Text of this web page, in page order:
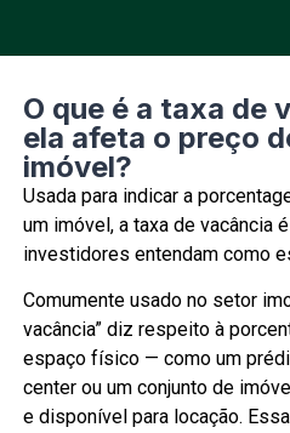
O que é a taxa de
ela afeta o preço
imóvel?
Usada para indicar a
um imóvel, a taxa de vacância
investidores entendam como
Comumente usado no setor
vacância” diz respeito à
espaço físico — como um
center ou um conjunto de
e disponível para locação.